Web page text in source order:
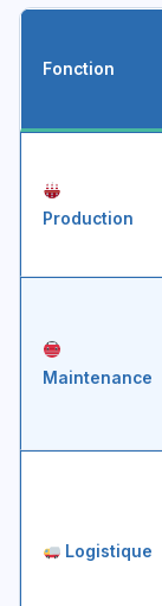
Fonction
Production
Maintenance
Logistique